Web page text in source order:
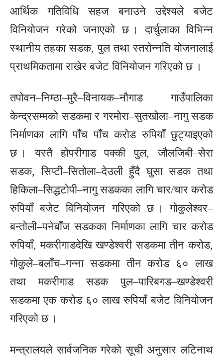
आर्थिक गतिविधि सहज बनाउने उद्देश्यले बजेट
विनियोजन गरेको जनाएको छ । दार्चुलाका विभिन्न
स्थानीय तहका सडक, पुल तथा स्तरोन्नति योजनालाई
प्राथमिकतामा राखेर बजेट विनियोजन गरिएको छ ।
तपोवन–निम्ठा–मुरै–विनायक–नौगाड गाउँपालिका
केन्द्रसम्मको सडकमा र गरमोरा–सुतखोला–नागु सडक
निर्माणका लागि पाँच पाँच करोड रुपियाँ छुट्याइएको
छ । यस्तै होपरीगाड पक्की पुल, जौलजिबी–सेरा
सडक, सिप्टी–सितोला–देउली हुँदै घुसा सडक तथा
हिकिला–सिद्धटोपी–नागु सडकका लागि चार/चार करोड
रुपियाँ बजेट विनियोजन गरिएको छ । गोकुलेश्वर–
बन्तोली–पनेबाँज सडकका निर्माणका लागि चार करोड
रुपियाँ, मकरीगाडदेखि खण्डेश्वरी सडकमा तीन करोड,
गोकुले–बलाँच–गन्ना सडकमा तीन करोड ६० लाख
तथा मकरीगाड सडक पुल–पारिबगड–खण्डेश्वरी
सडकमा एक करोड ६० लाख रुपियाँ बजेट विनियोजन
गरिएको छ ।
मन्त्रालयले सार्वजनिक गरेको सूची अनुसार लटिनाथ